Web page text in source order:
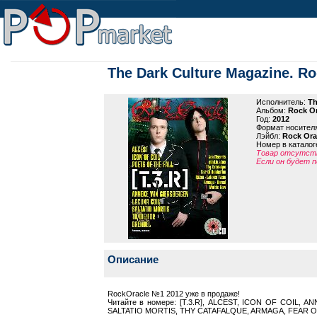
The Dark Culture Magazine.
Исполнитель:
Альбом: Rock
Год: 2012
Формат
Лэйбл: Rock
Номер в
Товар
Если он будет
Описание
RockOracle №1 2012 уже в продаже!
Читайте в номере: [T.3.R], ALCEST, ICON OF COIL,
SALTATIO MORTIS, THY CATAFALQUE, ARMAGA, FEAR